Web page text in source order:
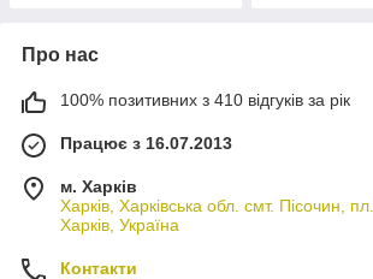
Про нас
100% позитивних з 410 відгуків за рік
Працює з 16.07.2013
м. Харків
Харків, Харківська обл. смт. Пісочин,
Харків, Україна
Контакти